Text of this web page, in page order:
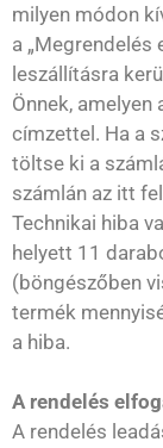
milyen módon
a „Megrendelés
leszállításra
Önnek,
címzettel. Ha a
töltse ki a
számlán az itt
Technikai hiba
helyett 11
(böngészőben
termék
a hiba.
A rendelés
A rendelés